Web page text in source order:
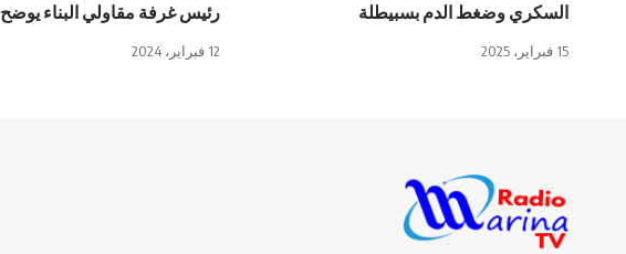
السكري وضغط الدم بسبيطلة
15 فبراير، 2025
رئيس غرفة مقاولي البناء يوضح
12 فبراير، 2024